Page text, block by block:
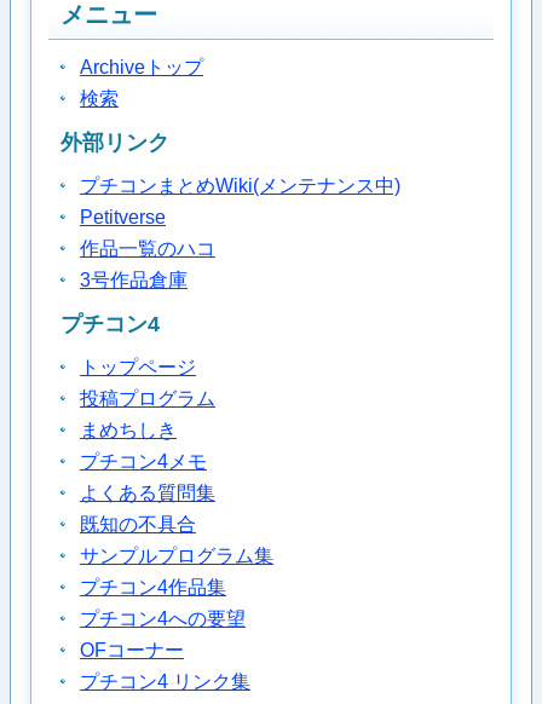
メニュー
Archiveトップ
検索
外部リンク
プチコンまとめWiki(メンテナンス中)
Petitverse
作品一覧のハコ
3号作品倉庫
プチコン4
トップページ
投稿プログラム
まめちしき
プチコン4メモ
よくある質問集
既知の不具合
サンプルプログラム集
プチコン4作品集
プチコン4への要望
OFコーナー
プチコン4 リンク集